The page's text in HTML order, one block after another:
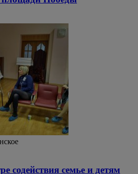
содействия семье и детям